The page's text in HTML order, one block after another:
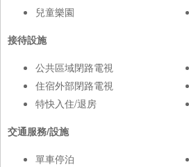
兒童樂園
接待設施
公共區域閉路電視
住宿外部閉路電視
特快入住/退房
交通服務/設施
單車停泊